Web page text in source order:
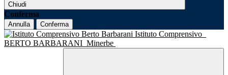
Chiudi
Conferma
Annulla Conferma
Istituto Comprensivo
BERTO BARBARANI Minerbe